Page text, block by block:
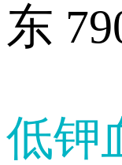
东
低钾